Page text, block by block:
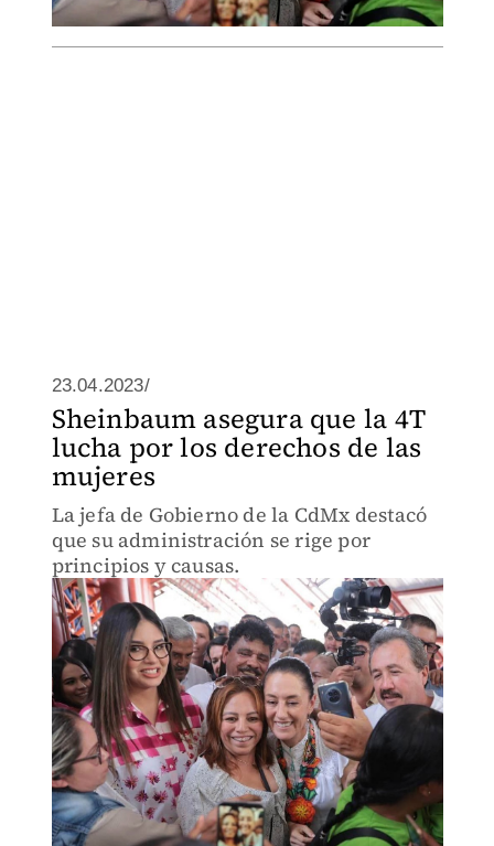
23.04.2023/
Sheinbaum asegura que la 4T
lucha por los derechos de las
mujeres
La jefa de Gobierno de la CdMx destacó
que su administración se rige por
principios y causas.